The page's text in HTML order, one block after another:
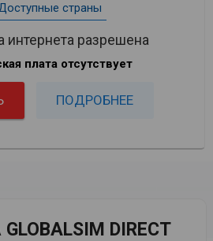
страны
интернета разрешена
плата отсутствует
ПОДРОБНЕЕ
GLOBALSIM DIRECT